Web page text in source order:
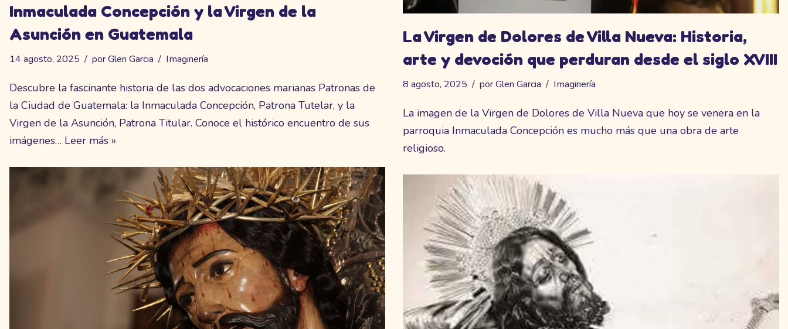
Inmaculada Concepción y la Virgen de la
Asunción en Guatemala
14 agosto, 2025 porGlen Garcia Imaginería
Descubre la fascinante historia de las dos advocaciones marianas Patronas de
la Ciudad de Guatemala: la Inmaculada Concepción, Patrona Tutelar, y la
Virgen de la Asunción, Patrona Titular. Conoce el histórico encuentro de sus
imágenes… Leer más »
La Virgen de Dolores de Villa Nueva: Historia,
arte y devoción que perduran desde el siglo XVIII
8 agosto, 2025 porGlen Garcia Imaginería
La imagen de la Virgen de Dolores de Villa Nueva que hoy se venera en la
parroquia Inmaculada Concepción es mucho más que una obra de arte
religioso.